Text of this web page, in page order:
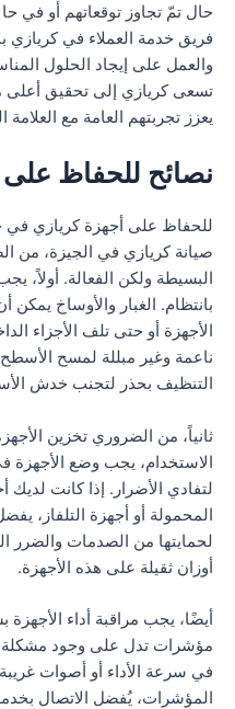
حال تمّ تجاوز توقعاتهم أو في
فريق خدمة العملاء في
والعمل على إيجاد الحلول
تسعى كريازي إلى تحقيق أعلى
يعزز تجربتهم العامة مع العلامة
نصائح للحفاظ
للحفاظ على أجهزة كريازي في
صيانة كريازي في الجيزة، من
البسيطة ولكن الفعالة. أولاً،
بانتظام. الغبار والأوساخ
الأجهزة أو حتى تلف الأجزاء
ناعمة وغير مبللة لمسح
التنظيف بحذر لتجنب خدش
ثانياً، من الضروري تخزين
الاستخدام، يجب وضع الأجهزة
لتفادي الأضرار. إذا كانت
المحمولة أو أجهزة التلفاز،
لحمايتها من الصدمات والضرر
أوزان ثقيلة على هذه الأجهزة.
أيضًا، يجب مراقبة أداء
مؤشرات تدل على وجود مشكلة
في سرعة الأداء أو أصوات
المؤشرات، يُفضل الاتصال